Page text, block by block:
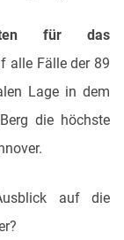
für das
alle Fälle der 89
Lage in dem
die höchste
auf die